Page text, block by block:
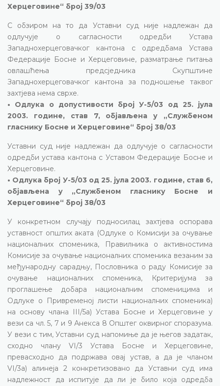
Херцеговине“ број 39/03
С обзиром на то да Уставни суд није надлежан да
одлучује о сагласности одредби Устава
Западнохерцеговачког кантона с одредбама Устава
Федерације Босне и Херцеговине, разматрање питања
овлашћења предсједника Скупштине
Западнохерцеговачког кантона за подношење таквог
захтјева нема сврхе.
• Одлука о допустивости број У-5/03 од 25. јула
2003. године, став 7, објављена у „Службеном
гласнику Босне и Херцеговине“ број 38/03
Уставни суд није надлежан да одлучује о сагласности
одредби устава кантона с Уставом Федерације Босне и
Херцеговине.
• Одлука број У-5/03 од 25. јула 2003. године, став 6,
објављена у „Службеном гласнику Босне и
Херцеговине“ број 38/03
У конкретном случају подносилац захтјева оспорава
уставност општих аката (Одлуке о Комисији за очување
националних споменика, Правилника о активностима
Комисије за очување националних споменика везаним за
међународну сарадњу, Пословника о раду Комисије за
очување националних споменика, Критеријума за
проглашење добара националним споменицима и
Одлуке о Привременој листи националних споменика)
на основу члана III/5а) Устава Босне и Херцеговине у
вези са чл. 5, 7 и 9 Анекса 8 Општег оквирног споразума.
У вези с тим, Уставни суд напомиње да је његов задатак,
сходно члану VI/3 Устава Босне и Херцеговине,
превасходно да подржава овај устав, а да је чланом
VI/3а) алинеја 2 конкретизовано да Уставни суд има
надлежност да испитује да ли је било која одредба